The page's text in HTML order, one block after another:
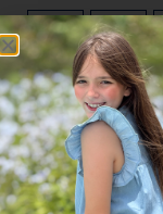
4A 5A
Guía de
¿Envolver para
Sí